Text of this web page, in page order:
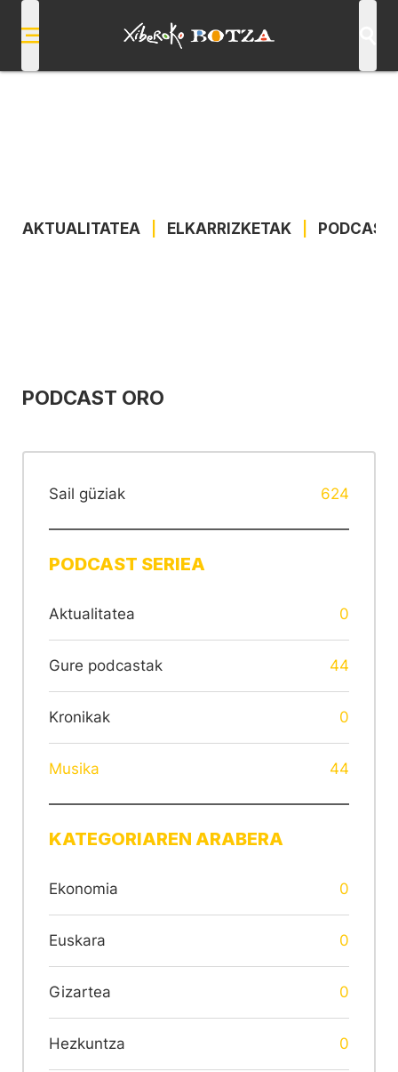
AKTUALITATEA ELKARRIZKETAK
PODCAST ORO
Sail güziak 624
PODCAST SERIEA
Aktualitatea 0
Gure podcastak 44
Kronikak 0
Musika 44
KATEGORIAREN ARABERA
Ekonomia 0
Euskara 0
Gizartea 0
Hezkuntza 0